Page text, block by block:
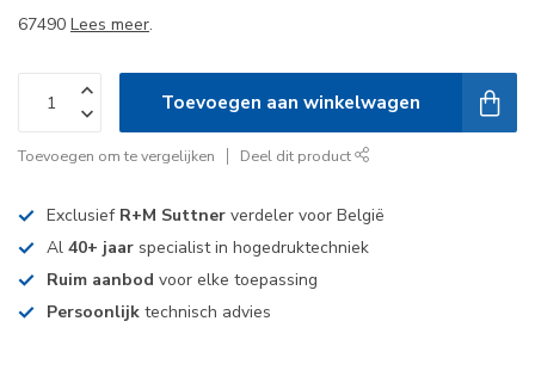
67490 Lees meer.
Toevoegen aan winkelwagen
Toevoegen om te vergelijken Deel dit product
Exclusief R+M Suttner verdeler voor België
Al 40+ jaar specialist in hogedruktechniek
Ruim aanbod voor elke toepassing
Persoonlijk technisch advies